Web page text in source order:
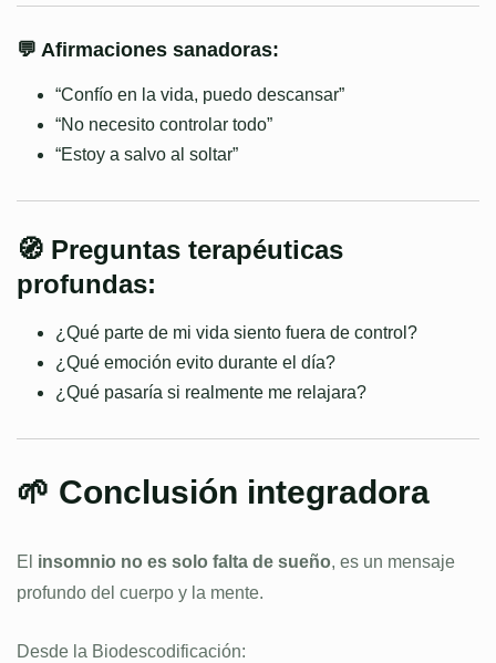
💬 Afirmaciones sanadoras:
“Confío en la vida, puedo descansar”
“No necesito controlar todo”
“Estoy a salvo al soltar”
🧭 Preguntas terapéuticas
profundas:
¿Qué parte de mi vida siento fuera de control?
¿Qué emoción evito durante el día?
¿Qué pasaría si realmente me relajara?
🌱 Conclusión integradora
El insomnio no es solo falta de sueño, es un mensaje
profundo del cuerpo y la mente.
Desde la Biodescodificación: